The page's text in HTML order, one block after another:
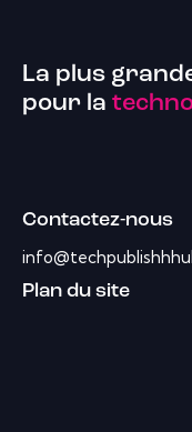
La plus
pour la
Contactez-nous
Plan du site